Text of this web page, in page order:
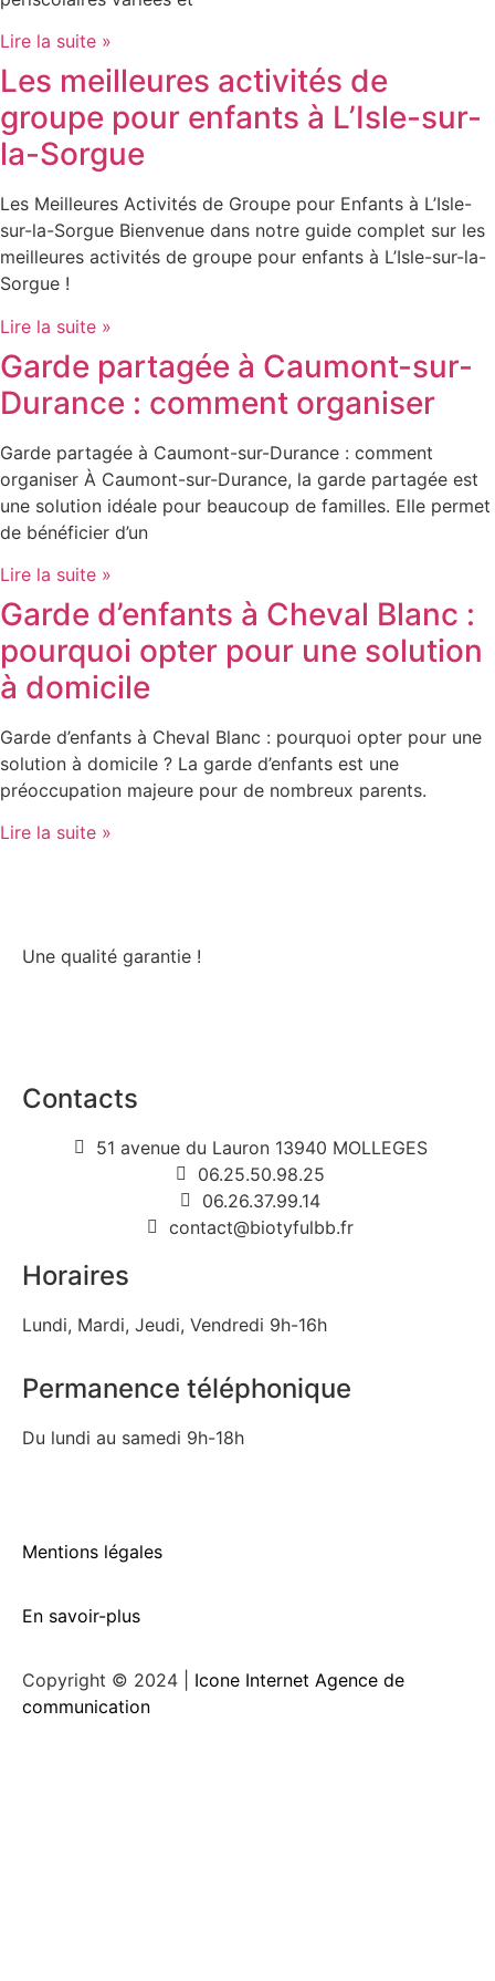
Lire la suite »
Les meilleures activités de
groupe pour enfants à L’Isle-sur-
la-Sorgue
Les Meilleures Activités de Groupe pour Enfants à L’Isle-
sur-la-Sorgue Bienvenue dans notre guide complet sur les
meilleures activités de groupe pour enfants à L’Isle-sur-la-
Sorgue !
Lire la suite »
Garde partagée à Caumont-sur-
Durance : comment organiser
Garde partagée à Caumont-sur-Durance : comment
organiser À Caumont-sur-Durance, la garde partagée est
une solution idéale pour beaucoup de familles. Elle permet
de bénéficier d’un
Lire la suite »
Garde d’enfants à Cheval Blanc :
pourquoi opter pour une solution
à domicile
Garde d’enfants à Cheval Blanc : pourquoi opter pour une
solution à domicile ? La garde d’enfants est une
préoccupation majeure pour de nombreux parents.
Lire la suite »
Une qualité garantie !
Contacts
51 avenue du Lauron 13940 MOLLEGES
06.25.50.98.25
06.26.37.99.14
contact@biotyfulbb.fr
Horaires
Lundi, Mardi, Jeudi, Vendredi 9h-16h
Permanence téléphonique
Du lundi au samedi 9h-18h
Mentions légales
En savoir-plus
Copyright © 2024 |
Icone Internet Agence de
communication